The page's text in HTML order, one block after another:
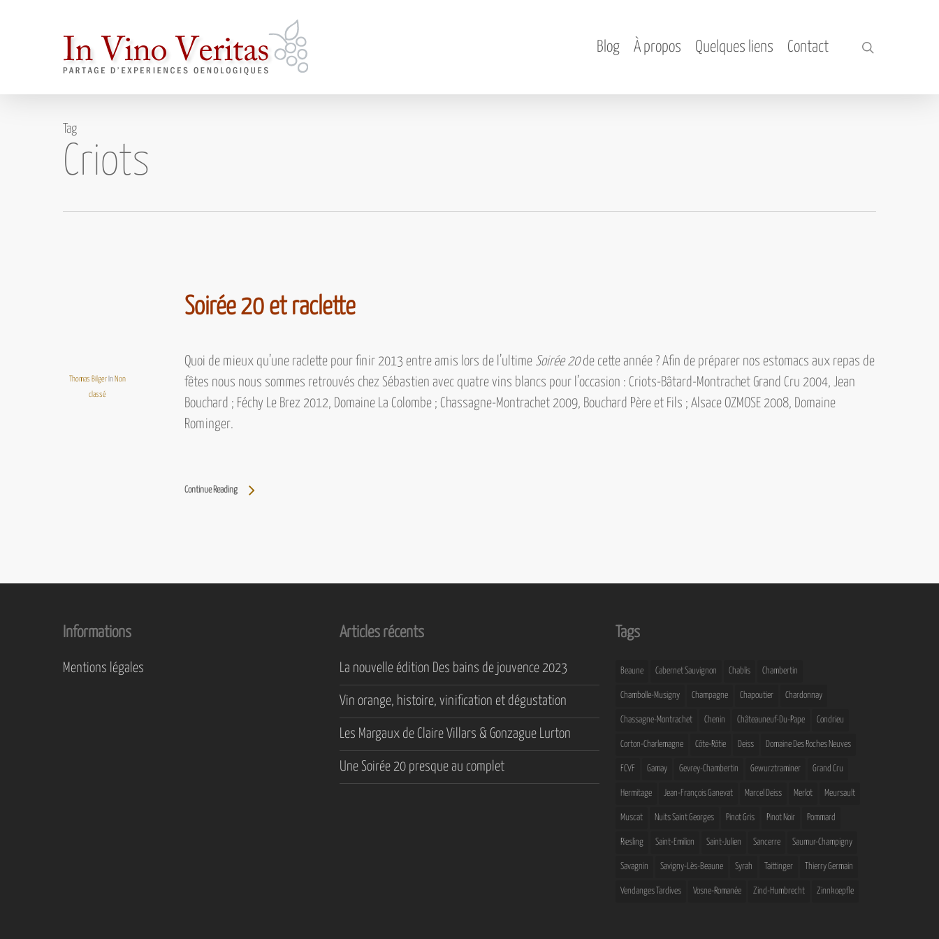
Blog À propos Quelques liens Contact
Tag
Criots
Thomas Bilger In Non
classé
Soirée 20 et raclette
Quoi de mieux qu’une raclette pour finir 2013 entre amis lors de l’ultime Soirée 20de cette année ? Afin de préparer nos estomacs aux repas de
fêtes nous nous sommes retrouvés chez Sébastien avec quatre vins blancs pour l’occasion : Criots-Bâtard-Montrachet Grand Cru 2004, Jean
Bouchard ; Féchy Le Brez 2012, Domaine La Colombe ; Chassagne-Montrachet 2009, Bouchard Père et Fils ; Alsace OZMOSE 2008, Domaine
Rominger.
Continue Reading
Informations
Mentions légales
Articles récents
La nouvelle édition Des bains de jouvence 2023
Vin orange, histoire, vinification et dégustation
Les Margaux de Claire Villars & Gonzague Lurton
Une Soirée 20 presque au complet
Tags
Beaune Cabernet Sauvignon Chablis Chambertin
Chambolle-Musigny Champagne Chapoutier Chardonnay
Chassagne-Montrachet Chenin Châteauneuf-Du-Pape Condrieu
Corton-Charlemagne Côte-Rôtie Deiss Domaine Des Roches Neuves
FCVF Gamay Gevrey-Chambertin Gewurztraminer Grand Cru
Hermitage Jean-François Ganevat Marcel Deiss Merlot Meursault
Muscat Nuits Saint Georges Pinot Gris Pinot Noir Pommard
Riesling Saint-Emilion Saint-Julien Sancerre Saumur-Champigny
Savagnin Savigny-Lès-Beaune Syrah Taittinger Thierry Germain
Vendanges Tardives Vosne-Romanée Zind-Humbrecht Zinnkoepfle